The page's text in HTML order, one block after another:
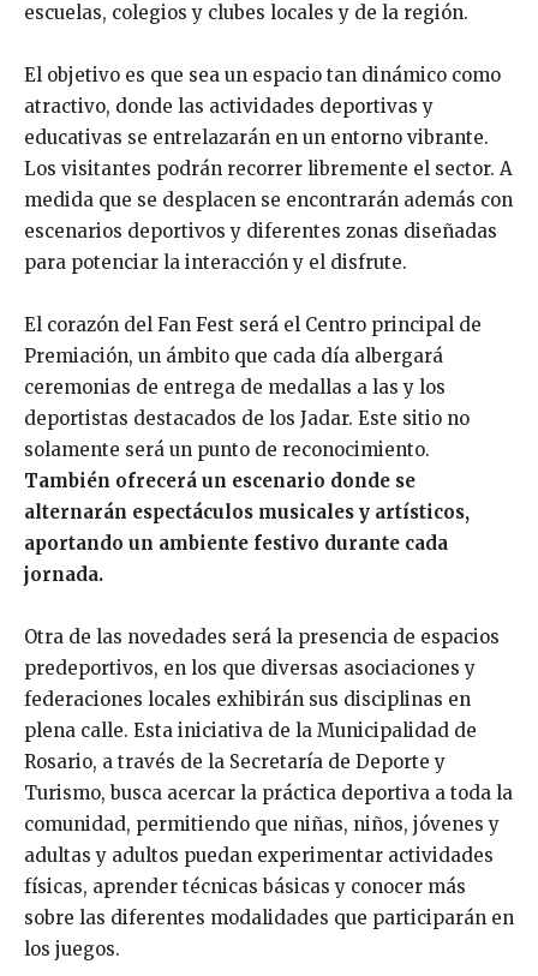
escuelas, colegios y clubes locales y de la región.
El objetivo es que sea un espacio tan dinámico como
atractivo, donde las actividades deportivas y
educativas se entrelazarán en un entorno vibrante.
Los visitantes podrán recorrer libremente el sector. A
medida que se desplacen se encontrarán además con
escenarios deportivos y diferentes zonas diseñadas
para potenciar la interacción y el disfrute.
El corazón del Fan Fest será el Centro principal de
Premiación, un ámbito que cada día albergará
ceremonias de entrega de medallas a las y los
deportistas destacados de los Jadar. Este sitio no
solamente será un punto de reconocimiento.
También ofrecerá un escenario donde se
alternarán espectáculos musicales y artísticos,
aportando un ambiente festivo durante cada
jornada.
Otra de las novedades será la presencia de espacios
predeportivos, en los que diversas asociaciones y
federaciones locales exhibirán sus disciplinas en
plena calle. Esta iniciativa de la Municipalidad de
Rosario, a través de la Secretaría de Deporte y
Turismo, busca acercar la práctica deportiva a toda la
comunidad, permitiendo que niñas, niños, jóvenes y
adultas y adultos puedan experimentar actividades
físicas, aprender técnicas básicas y conocer más
sobre las diferentes modalidades que participarán en
los juegos.